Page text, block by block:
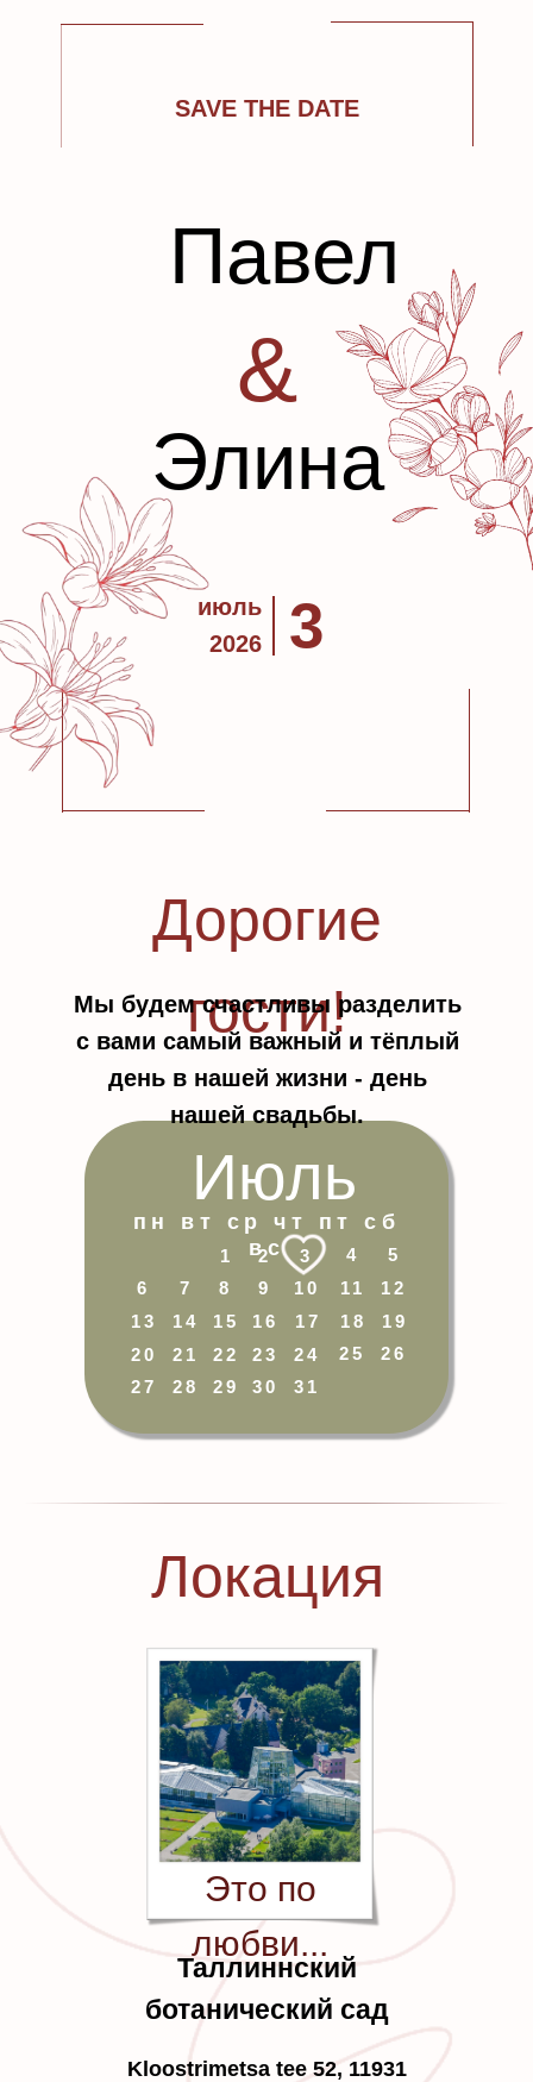
SAVE THE DATE
июль
2026
3
Павел
Элина
&
Дорогие
гости!
Мы будем счастливы разделить
с вами самый важный и тёплый
день в нашей жизни - день
нашей свадьбы.
19
24
пн вт ср чт пт сб
вс
Июль
30 31
28 29
3
23 25
26
27
21 22
16 17
18
20
13 14 15
2 4
5
6
7 9 10 11 12
1
8
Локация
Таллиннский
ботанический сад
Kloostrimetsa tee 52, 11931
Это по
любви...